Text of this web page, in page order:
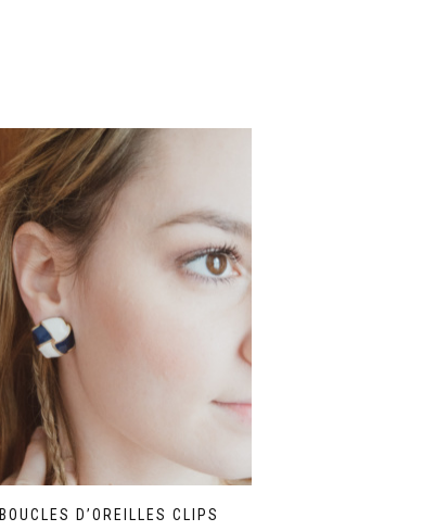
BOUCLES D’OREILLES CLIPS